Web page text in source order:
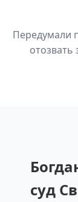
Передумали
отозвать
суд